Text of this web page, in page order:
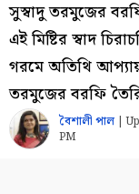
সুস্বাদু তরমুজের
এই মিষ্টির স্বাদ
গরমে অতিথি
তরমুজের বরফি
বৈশালী পাল |
PM